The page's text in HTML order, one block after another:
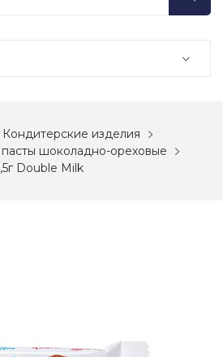
Кондитерские изделия
шоколадно-ореховые
Double Milk